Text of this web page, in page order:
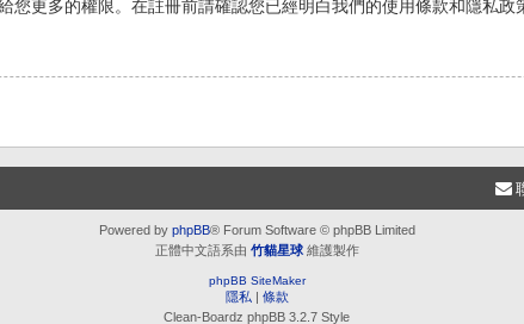
您更多的權限。在註冊前請確認您已經明白我們的使用條款和隱私
Powered by phpBB® Forum Software © phpBB Limited
正體中文語系由 竹貓星球維護製作
phpBB SiteMaker
隱私
條款
Clean-Boardz phpBB 3.2.7 Style